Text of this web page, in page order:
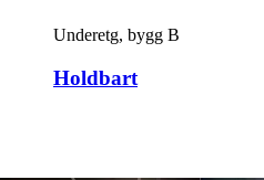
Underetg, bygg B
Holdbart